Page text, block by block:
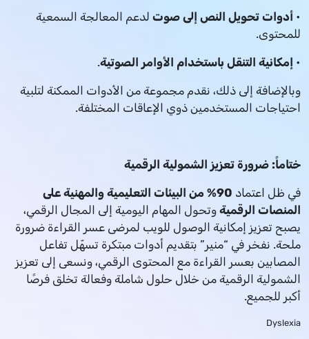
• أدوات تحويل النص إلى صوت لدعم المعالجة السمعية
للمحتوى.
• إمكانية التنقل باستخدام الأوامر الصوتية.
وبالإضافة إلى ذلك، نقدم مجموعة من الأدوات الممكنة لتلبية
احتياجات المستخدمين ذوي الإعاقات المختلفة.
ختاماً: ضرورة تعزيز الشمولية الرقمية
في ظل اعتماد
90% من البيئات التعليمية والمهنية على
المنصات الرقمية وتحول المهام اليومية إلى المجال الرقمي،
يصبح تعزيز إمكانية الوصول للويب لمرضى عسر القراءة ضرورة
ملحة. نفخر في “منير” بتقديم أدوات مبتكرة تسهّل تفاعل
المصابين بعسر القراءة مع المحتوى الرقمي، ونسعى إلى تعزيز
الشمولية الرقمية من خلال حلول شاملة وفعالة تخلق فرصًا
أكبر للجميع.
Dyslexia